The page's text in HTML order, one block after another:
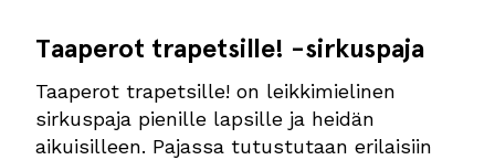
Taaperot trapetsille! -sirkuspaja
Taaperot trapetsille! on leikkimielinen
sirkuspaja pienille lapsille ja heidän
aikuisilleen. Pajassa tutustutaan erilaisiin